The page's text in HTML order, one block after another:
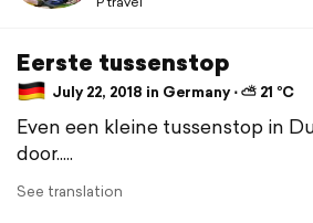
Eerste tussenstop
July 22, 2018 in Germany ⋅ ⛅ 21 °C
Even een kleine tussenstop in
door.....
See translation